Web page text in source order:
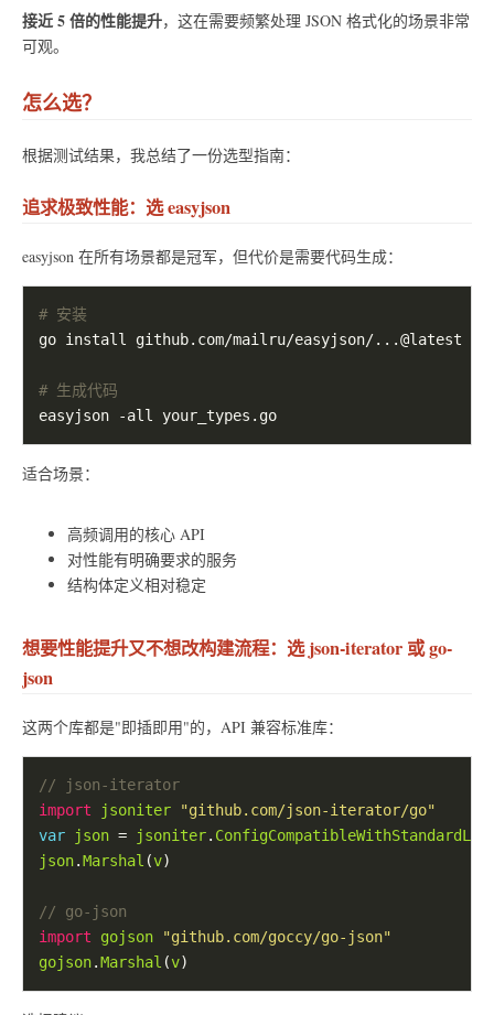
接近 5 倍的性能提升，这在需要频繁处理 JSON 格式化的场景非常
可观。
怎么选？
根据测试结果，我总结了一份选型指南：
追求极致性能：选 easyjson
easyjson 在所有场景都是冠军，但代价是需要代码生成：
# 安装
# 生成代码
适合场景：
高频调用的核心 API
对性能有明确要求的服务
结构体定义相对稳定
想要性能提升又不想改构建流程：选 json-iterator 或 go-
json
这两个库都是"即插即用"的，API 兼容标准库：
// json-iterator
import
jsoniter
"github.com/json-iterator/go"
var
json = jsoniter.
json.Marshal (v
// go-json
import
gojson
"github.com/goccy/go-json"
gojson.Marshal (v